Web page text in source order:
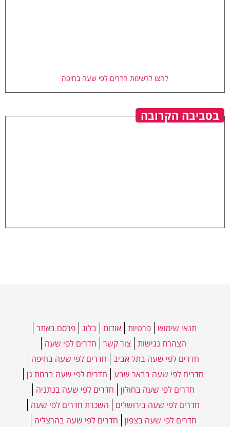
לחצו לרשימת חדרים לפי שעה בחיפה
בסביבה הקרובה
תנאי שימוש פרטיות אודות בלוג
פרסם באתר
הצהרת נגישות
צור קשר
חדרים לפי שעה
חדרים לפי שעה בתל אביב
חדרים לפי שעה בחיפה
חדרים לפי שעה בבאר שבע
חדרים לפי שעה ברמת גן
חדרים לפי שעה בחולון
חדרים לפי שעה בנתניה
חדרים לפי שעה בירושלים
השכרת חדרים לפי שעה
חדרים לפי שעה בצפון
חדרים לפי שעה בהרצליה